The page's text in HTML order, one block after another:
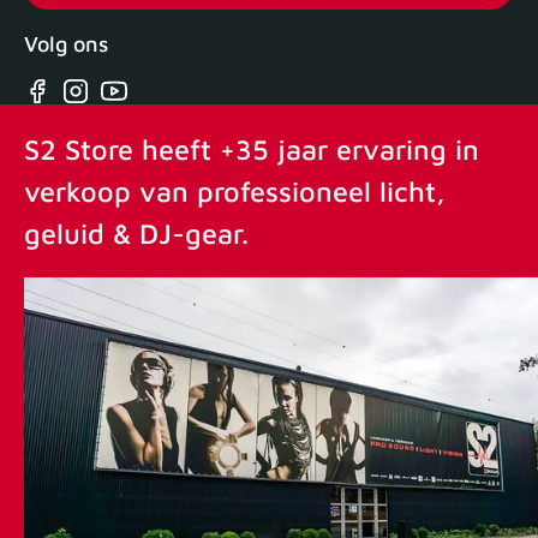
Volg ons
Facebook
Instagram
YouTube
S2 Store heeft +35 jaar ervaring in
verkoop van professioneel licht,
geluid & DJ-gear.